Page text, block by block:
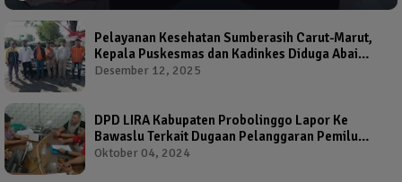
Pelayanan Kesehatan Sumberasih Carut-Marut,
Kepala Puskesmas dan Kadinkes Diduga Abai
Warga Jadi Korban
Desember 12, 2025
DPD LIRA Kabupaten Probolinggo Lapor Ke
Bawaslu Terkait Dugaan Pelanggaran Pemilu
Oleh Salah Satu Calon Wakil Bupati Probolinggo
Oktober 04, 2024